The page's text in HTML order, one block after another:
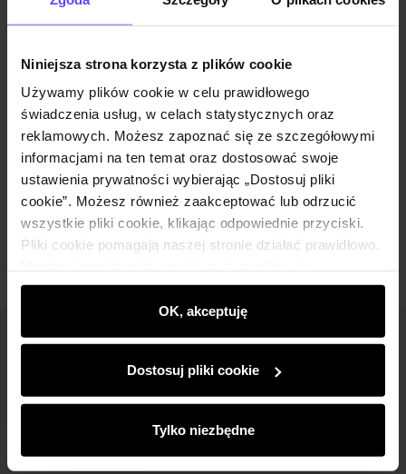
Niniejsza strona korzysta z plików cookie
Używamy plików cookie w celu prawidłowego
świadczenia usług, w celach statystycznych oraz
reklamowych. Możesz zapoznać się ze szczegółowymi
informacjami na ten temat oraz dostosować swoje
ustawienia prywatności wybierając „Dostosuj pliki
cookie”. Możesz również zaakceptować lub odrzucić
wszystkie pliki cookie, klikając odpowiednie przyciski.
Pliki cookie pomagają naszej stronie działać prawidłowo.
wyświetlać im dopasowane do ich preferencji treści,
rekomendacje oraz komunikaty reklamowe informujące o
najnowszych promocjach w e-sklepie. Informacje o tym,
partnerom społecznościowym, reklamowym i
analitycznym. Partnerzy mogą połączyć te informacje z
podczas korzystania z ich usług.
OK, akceptuję
Dostosuj pliki cookie
Tylko niezbędne
Wysyłka w 1 dzień roboczy
Szczegóły
Skład
Opinie
Newsletter